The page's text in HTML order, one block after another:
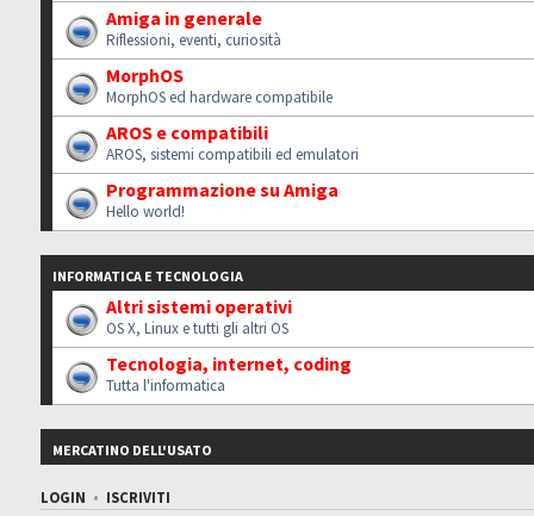
Amiga in generale
Riflessioni, eventi, curiosità
MorphOS
MorphOS ed hardware compatibile
AROS e compatibili
AROS, sistemi compatibili ed emulatori
Programmazione su Amiga
Hello world!
INFORMATICA E TECNOLOGIA
Altri sistemi operativi
OS X, Linux e tutti gli altri OS
Tecnologia, internet, coding
Tutta l'informatica
MERCATINO DELL'USATO
LOGIN • ISCRIVITI